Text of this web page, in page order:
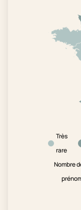
Très
rare
Nombre